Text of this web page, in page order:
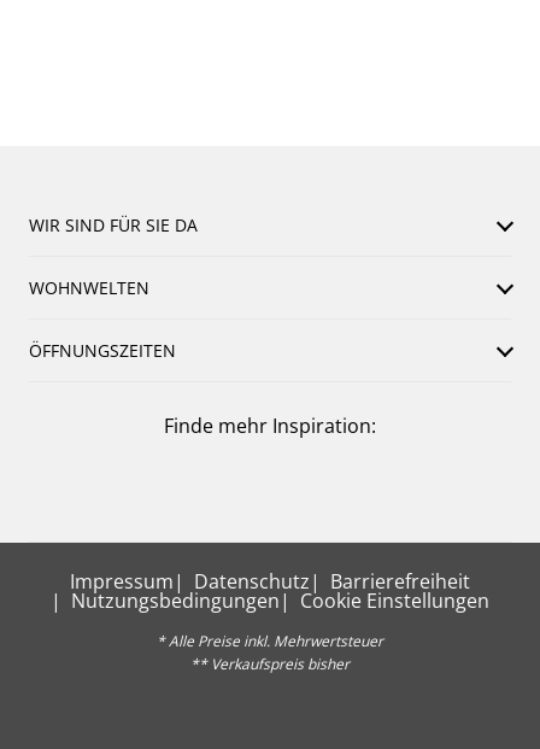
WIR SIND FÜR SIE DA
WOHNWELTEN
ÖFFNUNGSZEITEN
Finde mehr Inspiration:
Impressum Datenschutz Barrierefreiheit
Nutzungsbedingungen Cookie Einstellungen
* Alle Preise inkl. Mehrwertsteuer
** Verkaufspreis bisher